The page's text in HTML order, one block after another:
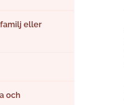
eller
och